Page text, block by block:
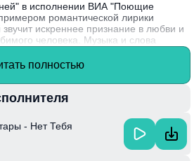
в исполнении ВИА "Поющие
романтической лирики
искреннее признание в любви и
человека. Музыка и слова
и тепла, погружая слушателя в мир
Композиция подчеркивает
создана в 1966 году и быстро
своему уникальному стилю,
музыки, что принесло им широкое
полностью
- Нет Тебя